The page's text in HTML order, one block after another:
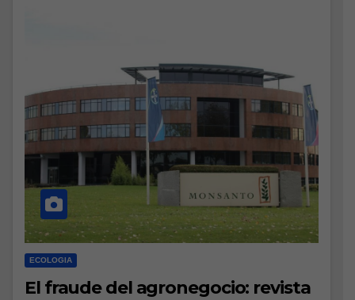
ECOLOGIA
El fraude del agronegocio: revista